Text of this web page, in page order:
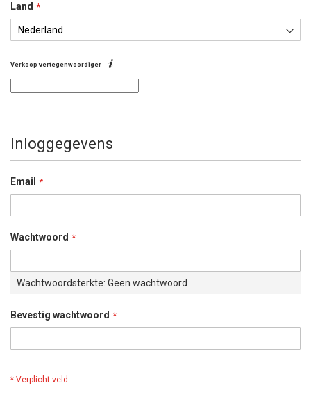
Land
Verkoop vertegenwoordiger
Inloggegevens
Email
Wachtwoord
Wachtwoordsterkte: Geen wachtwoord
Bevestig wachtwoord